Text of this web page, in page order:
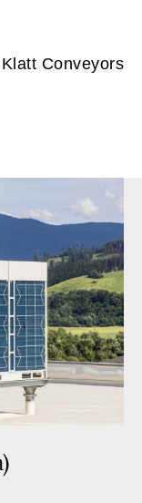
Conveyors